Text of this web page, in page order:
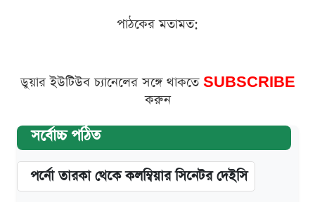
পাঠকের মতামত:
ডুয়ার ইউটিউব চ্যানেলের সঙ্গে থাকতে SUBSCRIBE
করুন
সর্বোচ্চ পঠিত
পর্নো তারকা থেকে কলম্বিয়ার সিনেটর দেইসি